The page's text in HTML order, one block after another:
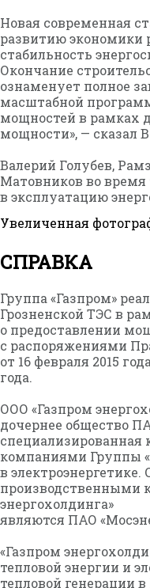
Новая современная
развитию экономики
стабильность
Окончание
ознаменует полное
масштабной
мощностей в рамках
мощности», — сказал
Валерий Голубев,
Матовников во время
в эксплуатацию
Увеличенная
СПРАВКА
Группа «Газпром»
Грозненской ТЭС в
о предоставлении
с распоряжениями
от 16 февраля 2015
года.
ООО «Газпром
дочернее общество
компаниями Группы
в
производственными
энергохолдинга»
являются ПАО
«Газпром
тепловой энергии и
тепловой генерации в